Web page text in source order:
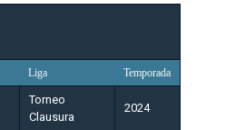
Liga Temporada
Torneo
Clausura
2024